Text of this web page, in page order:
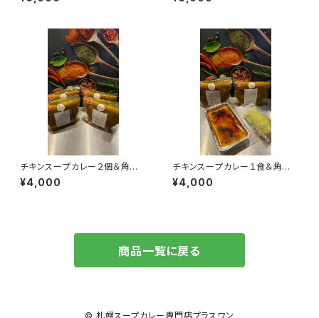
個
ゃもの卵のわさび和え
チキンスープカレー２個＆角煮
スープカレー２個の計４食セット
¥4,000
チキンスープカレー１食＆角煮
スープカレー１食＆カタラーナ＆
カラフトししゃもの卵のわさび和
¥4,000
商品一覧に戻る
© 札幌スープカレー専門店プラスワン